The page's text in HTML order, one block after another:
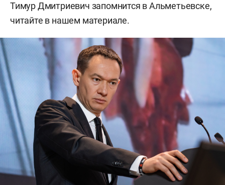
Тимур Дмитриевич запомнится в Альметьевске,
читайте в нашем материале.